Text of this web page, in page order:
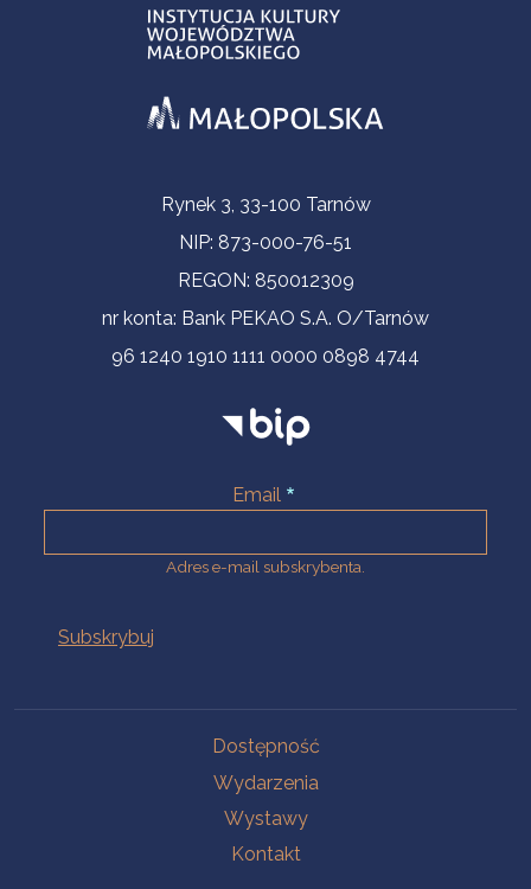
Informacje kontaktoweRynek 3, 33-100 Tarnów
NIP: 873-000-76-51
REGON: 850012309
nr konta: Bank PEKAO S.A. O/Tarnów
96 1240 1910 1111 0000 0898 4744
Email
Adres e-mail subskrybenta.
Dostępność
Wydarzenia
Wystawy
Kontakt